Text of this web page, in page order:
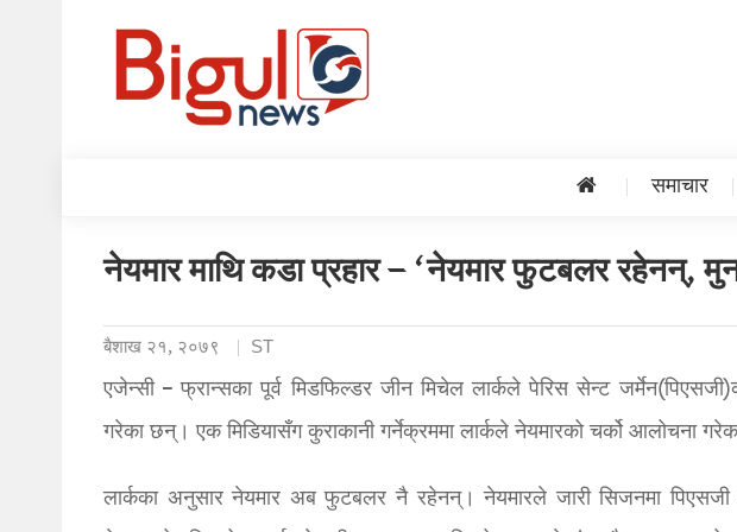
समाचार
नेयमार माथि कडा प्रहार – ‘नेयमार फुटबलर रहेनन्,
बैशाख २१, २०७९ ST
एजेन्सी – फ्रान्सका पूर्व मिडफिल्डर जीन मिचेल लार्कले पेरिस सेन्ट
गरेका छन्। एक मिडियासँग कुराकानी गर्नेक्रममा लार्कले नेयमारको चर्को आलोचना
लार्कका अनुसार नेयमार अब फुटबलर नै रहेनन्। नेयमारले जारी सिजनमा